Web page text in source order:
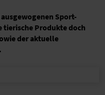
Sport-
tierische Produkte doch
der aktuelle